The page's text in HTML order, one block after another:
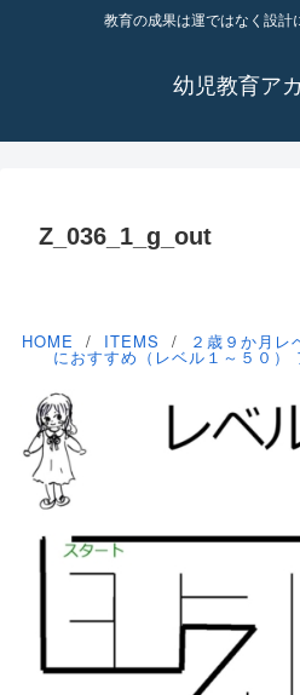
教育の成果は運ではなく設計
幼児教育ア
Z_036_1_g_out
HOME ITEMS ２歳９か月レ
におすすめ（レベル１～５０）